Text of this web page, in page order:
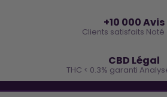
+10 000 Avis
Clients satisfaits Noté
CBD Légal
THC < 0.3% garanti